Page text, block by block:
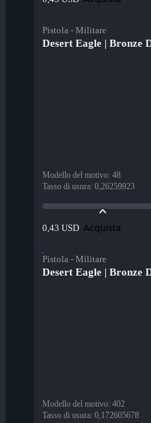
Pistola - Militare
Desert Eagle | Bronze
Modello del motivo: 48
Tasso di usura: 0,26259923
0,43 USD Acquista
Pistola - Militare
Desert Eagle | Bronze
Modello del motivo: 402
Tasso di usura: 0,172605678